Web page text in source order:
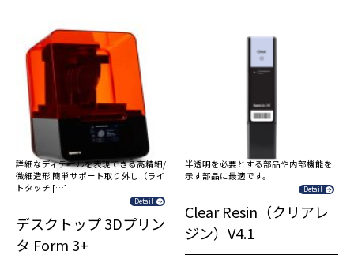
詳細なディテールを表現できる高精細/
微細造形 簡単サポート取り外し（ライ
トタッチ […]
Detail
デスクトップ 3Dプリン
タ Form 3+
半透明を必要とする部品や内部機能を
示す部品に最適です。
Detail
Clear Resin（クリアレ
ジン）V4.1